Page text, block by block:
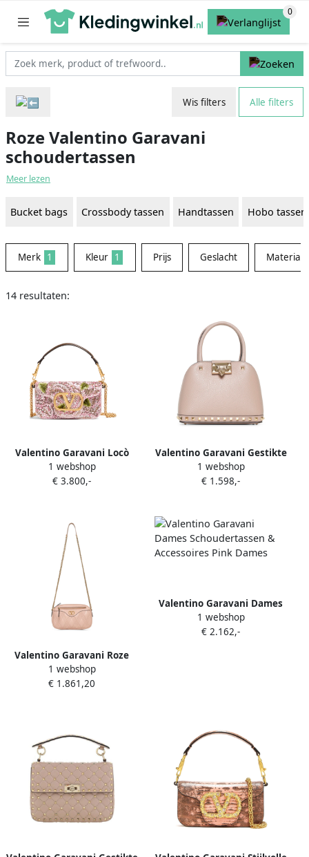
Wis filters Alle filters
Roze Valentino Garavani
schoudertassen
Meer lezen
Bucket bags Crossbody tassen Handtassen Hobo tassen
Merk 1 Kleur 1 Prijs Geslacht Materiaal
14 resultaten:
Valentino Garavani Locò
kleine schoudertas met
borduurwerk Roze
1 webshop
€ 3.800,-
Valentino Garavani Gestikte
Leren Schoudertas Pink
Dames
1 webshop
€ 1.598,-
Valentino Garavani Roze
Gewatteerde Leren
Schoudertas Pink Dames
1 webshop
€ 1.861,20
Valentino Garavani Dames
Schoudertassen &
Accessoires Pink Dames
1 webshop
€ 2.162,-